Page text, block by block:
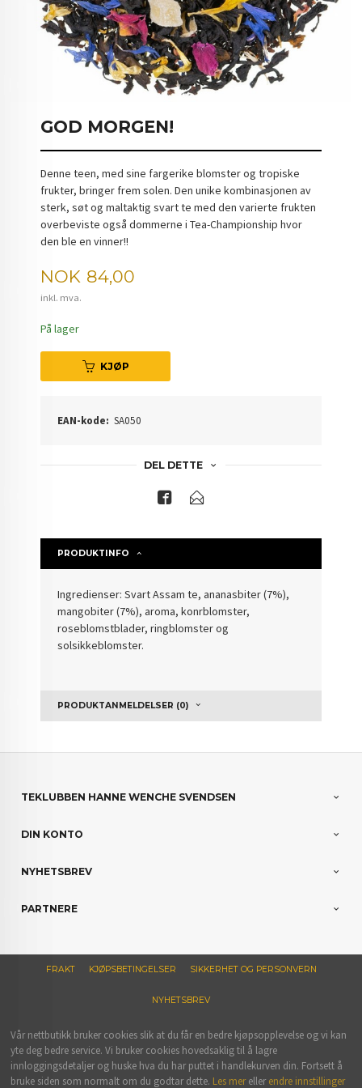
GOD MORGEN!
Denne teen, med sine fargerike blomster og tropiske
frukter, bringer frem solen. Den unike kombinasjonen av
sterk, søt og maltaktig svart te med den varierte frukten
overbeviste også dommerne i Tea-Championship hvor
den ble en vinner!!
Pris
NOK 84,00
inkl. mva.
På lager
KJØP
EAN-kode: SA050
DEL DETTE
PRODUKTINFO
Ingredienser: Svart Assam te, ananasbiter (7%),
mangobiter (7%), aroma, konrblomster,
roseblomstblader, ringblomster og
solsikkeblomster.
PRODUKTANMELDELSER (0)
TEKLUBBEN HANNE WENCHE SVENDSEN
DIN KONTO
NYHETSBREV
PARTNERE
FRAKT KJØPSBETINGELSER SIKKERHET OG PERSONVERN
NYHETSBREV
Vår nettbutikk bruker cookies slik at du får en bedre kjøpsopplevelse og vi kan
yte deg bedre service. Vi bruker cookies hovedsaklig til å lagre
innloggingsdetaljer og huske hva du har puttet i handlekurven din. Fortsett å
bruke siden som normalt om du godtar dette. Les merellerendre innstillinger